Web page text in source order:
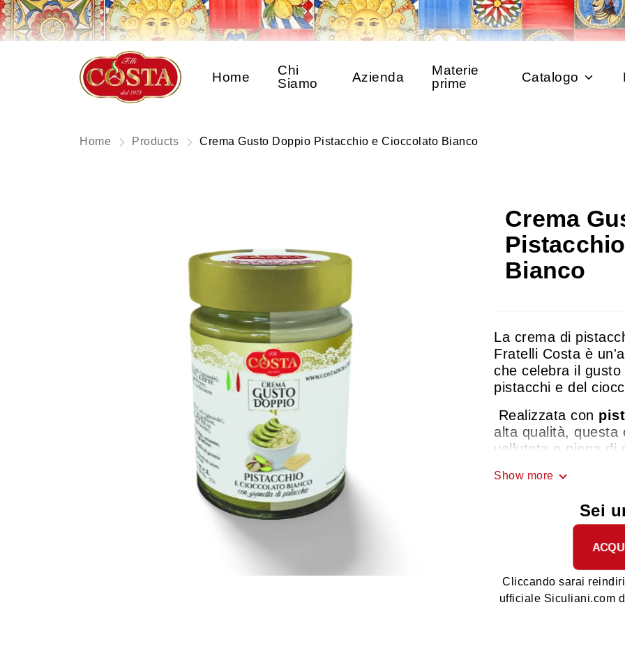
Home
Chi
Siamo
Azienda
Materie
prime
Catalogo
Home Products Crema Gusto Doppio Pistacchio e Cioccolato Bianco
Crema
Bianco
La crema di
Fratelli Costa è
che celebra il
pistacchi e del
Realizzata con
alta qualità, questa
vellutata e piena di
Perfetta per essere
dolci e dessert, o
sola, la crema di
Fratelli Costa è
che soddisfa i
l'autenticità e la
Show more
Sei
Cliccando sarai
ufficiale Siculiani.com